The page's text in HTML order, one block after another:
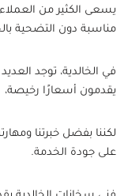
يسعى الكثير من
مناسبة دون التضحية
في الخالدية، توجد
يقدمون أسعارًا رخيصة،
لكننا بفضل خبرتنا
على جودة الخدمة.